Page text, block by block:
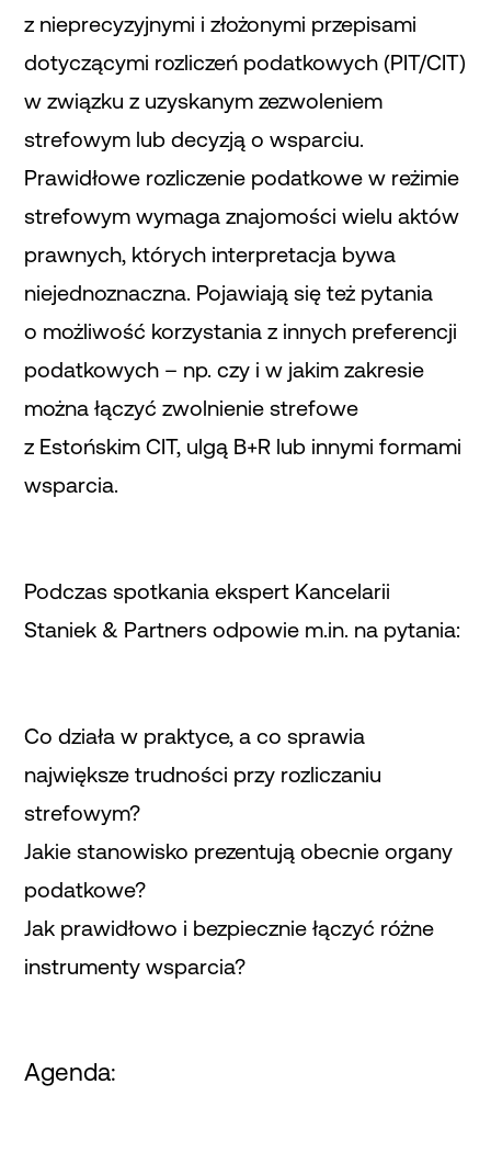
z nieprecyzyjnymi i złożonymi przepisami
dotyczącymi rozliczeń podatkowych (PIT/CIT)
w związku z uzyskanym zezwoleniem
strefowym lub decyzją o wsparciu.
Prawidłowe rozliczenie podatkowe w reżimie
strefowym wymaga znajomości wielu aktów
prawnych, których interpretacja bywa
niejednoznaczna. Pojawiają się też pytania
o możliwość korzystania z innych preferencji
podatkowych – np. czy i w jakim zakresie
można łączyć zwolnienie strefowe
z Estońskim CIT, ulgą B+R lub innymi formami
wsparcia.
Podczas spotkania ekspert Kancelarii
Staniek & Partners odpowie m.in. na pytania:
Co działa w praktyce, a co sprawia
największe trudności przy rozliczaniu
strefowym?
Jakie stanowisko prezentują obecnie organy
podatkowe?
Jak prawidłowo i bezpiecznie łączyć różne
instrumenty wsparcia?
Agenda: